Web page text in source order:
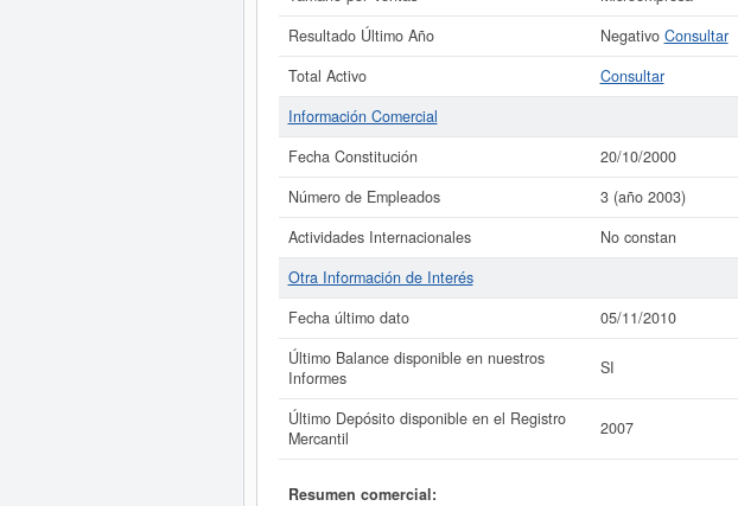
Resultado Último Año
Negativo Consultar
Total Activo
Consultar
Información Comercial
Fecha Constitución
20/10/2000
Número de Empleados
3 (año 2003)
Actividades Internacionales
No constan
Otra Información de Interés
Fecha último dato
05/11/2010
Último Balance disponible en nuestros
Informes
SI
Último Depósito disponible en el Registro
Mercantil
2007
Resumen comercial: